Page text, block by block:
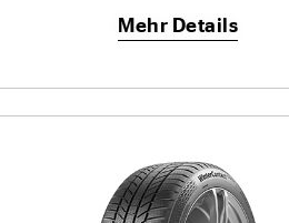
Mehr Details